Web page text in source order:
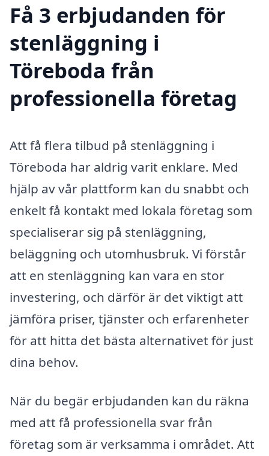
Få 3 erbjudanden för
stenläggning i
Töreboda från
professionella företag
Att få flera tilbud på stenläggning i
Töreboda har aldrig varit enklare. Med
hjälp av vår plattform kan du snabbt och
enkelt få kontakt med lokala företag som
specialiserar sig på stenläggning,
beläggning och utomhusbruk. Vi förstår
att en stenläggning kan vara en stor
investering, och därför är det viktigt att
jämföra priser, tjänster och erfarenheter
för att hitta det bästa alternativet för just
dina behov.
När du begär erbjudanden kan du räkna
med att få professionella svar från
företag som är verksamma i området. Att